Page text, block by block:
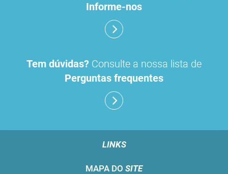
Informe-nos
Tem dúvidas? Consulte a nossa lista de
Perguntas frequentes
LINKS
MAPA DO SITE